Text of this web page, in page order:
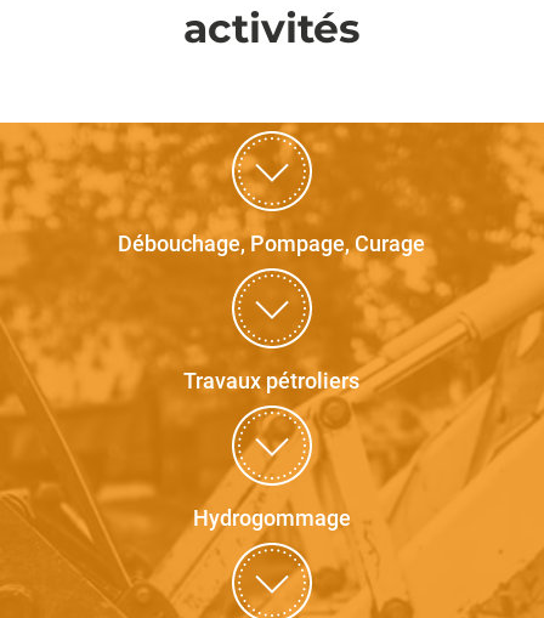
activités
Débouchage, Pompage, Curage
Travaux pétroliers
Hydrogommage